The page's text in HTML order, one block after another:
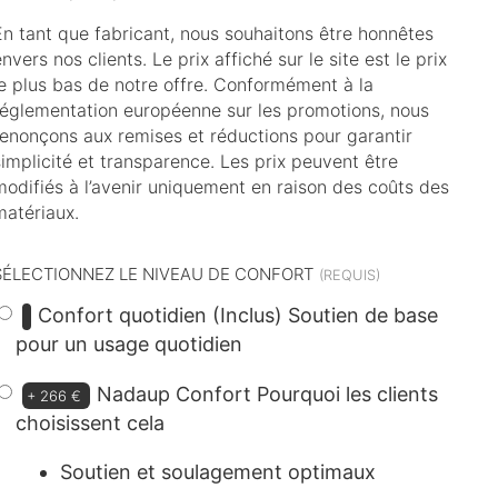
tant que fabricant, nous souhaitons être honnêtes
nos clients. Le prix affiché sur le site est le prix
plus bas de notre offre. Conformément à la
européenne sur les promotions, nous
aux remises et réductions pour garantir
et transparence. Les prix peuvent être
à l’avenir uniquement en raison des coûts des
LE NIVEAU DE CONFORT
Confort quotidien (Inclus) Soutien de base
pour un usage quotidien
+ 266 € Nadaup Confort Pourquoi les clients
choisissent cela
Soutien et soulagement optimaux